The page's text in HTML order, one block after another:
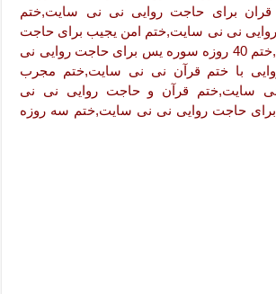
برای حاجت روایی نی نی سایت,ختم
نی نی سایت,ختم امن یجیب برای حاجت
روایی نی نی سایت,ختم 40 روزه سوره یس برای حاجت روایی نی
با ختم قرآن نی نی سایت,ختم مجرب
سایت,ختم قرآن و حاجت روایی نی نی
حاجت روایی نی نی سایت,ختم سه روزه